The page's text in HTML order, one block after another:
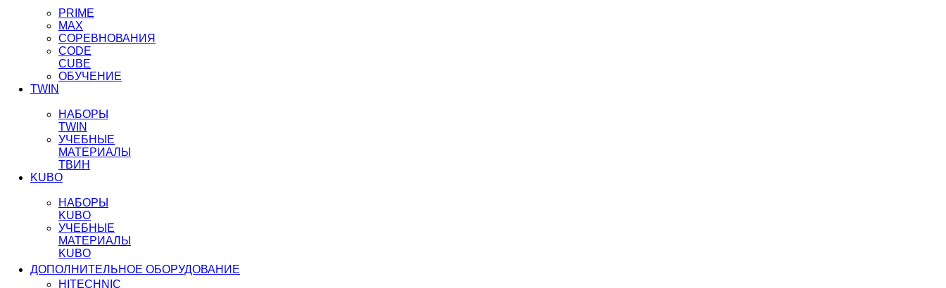
PRIME
MAX
СОРЕВНОВАНИЯ
CODE
CUBE
ОБУЧЕНИЕ
TWIN
НАБОРЫ
TWIN
УЧЕБНЫЕ
МАТЕРИАЛЫ
ТВИН
KUBO
НАБОРЫ
KUBO
УЧЕБНЫЕ
МАТЕРИАЛЫ
KUBO
ДОПОЛНИТЕЛЬНОЕ ОБОРУДОВАНИЕ
HITECHNIC